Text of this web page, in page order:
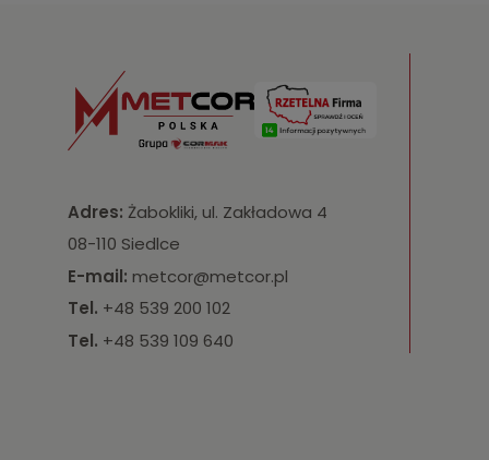
Adres: Żabokliki, ul. Zakładowa 4
08-110 Siedlce
E-mail: metcor@metcor.pl
Tel. +48 539 200 102
Tel. +48 539 109 640